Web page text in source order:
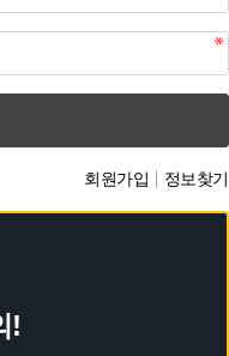
회원가입 정보찾기
!